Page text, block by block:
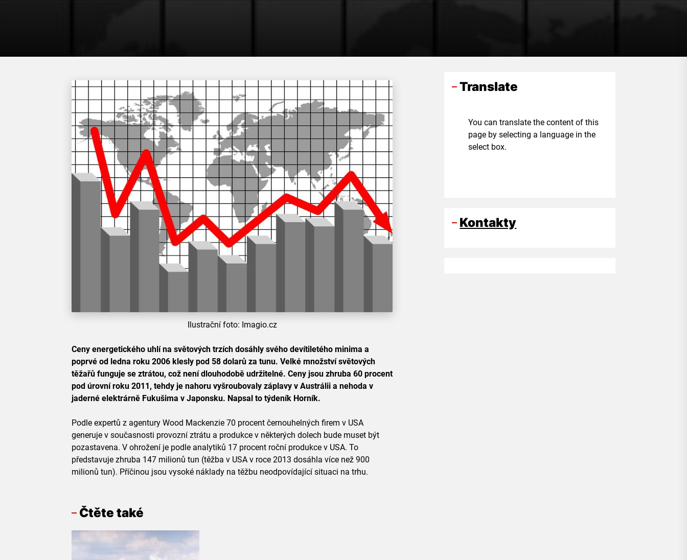
Ilustrační foto: Imagio.cz
Ceny energetického uhlí na světových trzích dosáhly svého devítiletého minima a
poprvé od ledna roku 2006 klesly pod 58 dolarů za tunu. Velké množství světových
těžařů funguje se ztrátou, což není dlouhodobě udržitelné. Ceny jsou zhruba 60 procent
pod úrovní roku 2011, tehdy je nahoru vyšroubovaly záplavy v Austrálii a nehoda v
jaderné elektrárně Fukušima v Japonsku. Napsal to týdeník Horník.
Podle expertů z agentury Wood Mackenzie 70 procent černouhelných firem v USA
generuje v současnosti provozní ztrátu a produkce v některých dolech bude muset být
pozastavena. V ohrožení je podle analytiků 17 procent roční produkce v USA. To
představuje zhruba 147 milionů tun (těžba v USA v roce 2013 dosáhla více než 900
milionů tun). Příčinou jsou vysoké náklady na těžbu neodpovídající situaci na trhu.
Čtěte také
Translate
You can translate the content of this
page by selecting a language in the
select box.
Kontakty